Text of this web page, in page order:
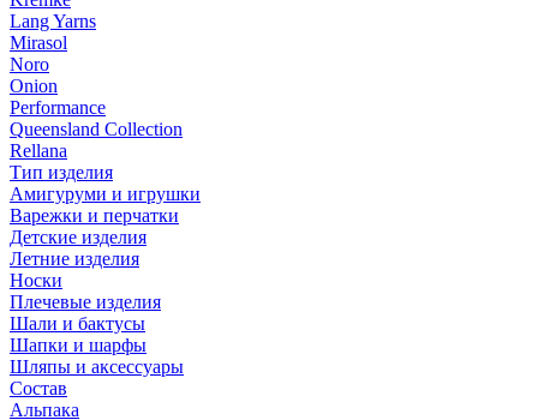
Lang Yarns
Mirasol
Noro
Onion
Performance
Queensland Collection
Rellana
Тип изделия
Амигуруми и игрушки
Варежки и перчатки
Детские изделия
Летние изделия
Носки
Плечевые изделия
Шали и бактусы
Шапки и шарфы
Шляпы и аксессуары
Состав
Альпака